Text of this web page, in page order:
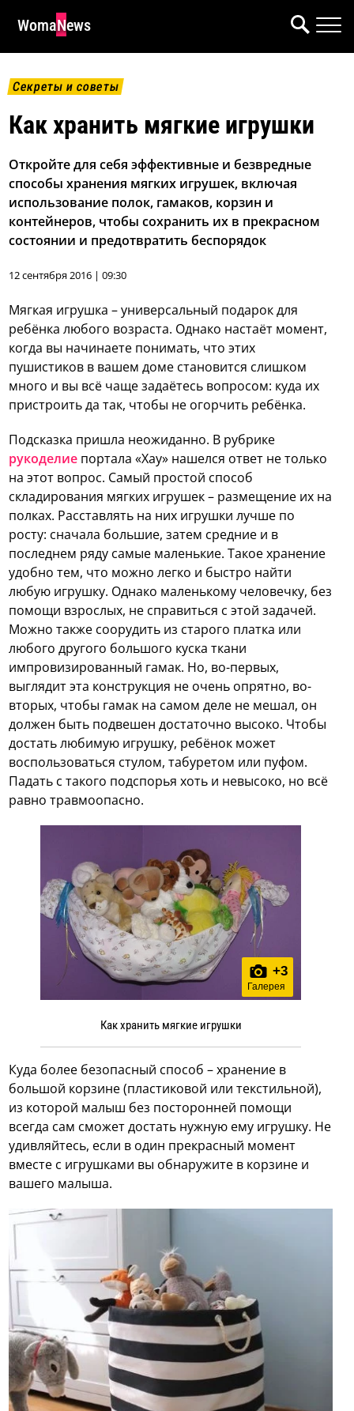
WomaNews
Секреты и советы
Как хранить мягкие игрушки
Откройте для себя эффективные и безвредные
способы хранения мягких игрушек, включая
использование полок, гамаков, корзин и
контейнеров, чтобы сохранить их в прекрасном
состоянии и предотвратить беспорядок
12 сентября 2016 | 09:30
Мягкая игрушка – универсальный подарок для
ребёнка любого возраста. Однако настаёт момент,
когда вы начинаете понимать, что этих
пушистиков в вашем доме становится слишком
много и вы всё чаще задаётесь вопросом: куда их
пристроить да так, чтобы не огорчить ребёнка.
Подсказка пришла неожиданно. В рубрике
рукоделие портала «Хау» нашелся ответ не только
на этот вопрос. Самый простой способ
складирования мягких игрушек – размещение их на
полках. Расставлять на них игрушки лучше по
росту: сначала большие, затем средние и в
последнем ряду самые маленькие. Такое хранение
удобно тем, что можно легко и быстро найти
любую игрушку. Однако маленькому человечку, без
помощи взрослых, не справиться с этой задачей.
Можно также соорудить из старого платка или
любого другого большого куска ткани
импровизированный гамак. Но, во-первых,
выглядит эта конструкция не очень опрятно, во-
вторых, чтобы гамак на самом деле не мешал, он
должен быть подвешен достаточно высоко. Чтобы
достать любимую игрушку, ребёнок может
воспользоваться стулом, табуретом или пуфом.
Падать с такого подспорья хоть и невысоко, но всё
равно травмоопасно.
+3
Галерея
Как хранить мягкие игрушки
Куда более безопасный способ – хранение в
большой корзине (пластиковой или текстильной),
из которой малыш без посторонней помощи
всегда сам сможет достать нужную ему игрушку. Не
удивляйтесь, если в один прекрасный момент
вместе с игрушками вы обнаружите в корзине и
вашего малыша.